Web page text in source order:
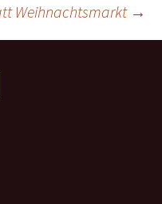
Weihnachtsmarkt →